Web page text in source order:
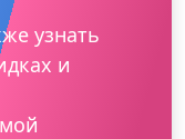
узнать
и